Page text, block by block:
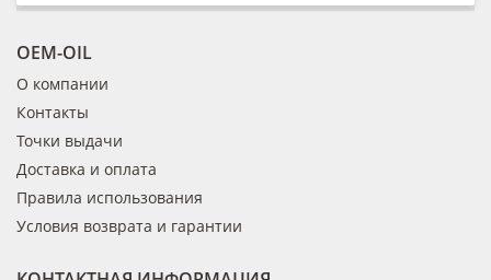
OEM-OIL
О компании
Контакты
Точки выдачи
Доставка и оплата
Правила использования
Условия возврата и гарантии